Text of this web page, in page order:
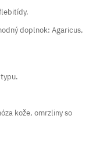
doplnok: Agaricus,
kože, omrzliny so